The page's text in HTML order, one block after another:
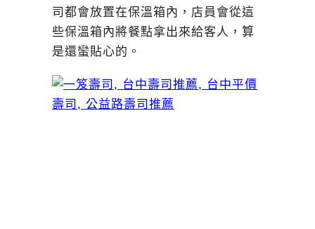
司都會放置在保溫箱內，店員會從這
些保溫箱內將餐點拿出來給客人，算
是還蠻貼心的。